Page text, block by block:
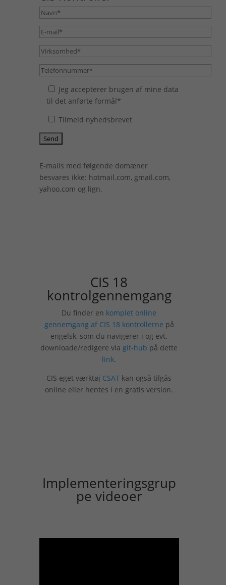
Jeg accepterer brugen af mine data
til det anførte formål*
Tilmeld nyhedsbrevet
E-mails med følgende domæner
besvares ikke: hotmail.com, gmail.com,
yahoo.com og lign.
CIS 18
kontrolgennemgang
Du finder en komplet online
gennemgang af CIS 18 kontrollerne på
engelsk, som du navigerer i og evt.
downloade/redigere via git-hub på dette
link.
CIS eget værktøj CSAT kan også tilgås
online eller hentes i en gratis version.
Implementeringsgrup
pe videoer